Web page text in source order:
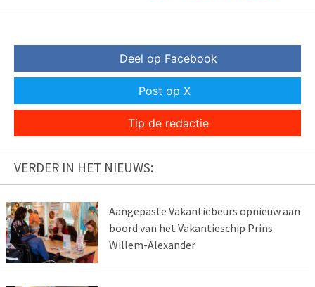
Deel op Facebook
Post op X
Tip de redactie
VERDER IN HET NIEUWS:
Aangepaste Vakantiebeurs opnieuw aan
boord van het Vakantieschip Prins
Willem-Alexander